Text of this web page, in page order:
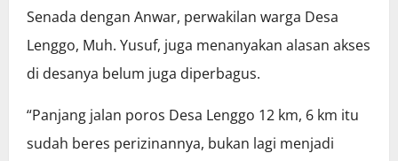
Senada dengan Anwar, perwakilan warga Desa
Lenggo, Muh. Yusuf, juga menanyakan alasan akses
di desanya belum juga diperbagus.
“Panjang jalan poros Desa Lenggo 12 km, 6 km itu
sudah beres perizinannya, bukan lagi menjadi